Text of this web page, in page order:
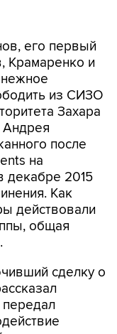
из СИЗО
Захара
после
на
2015
Как
действовали
общая
сделку о
передал